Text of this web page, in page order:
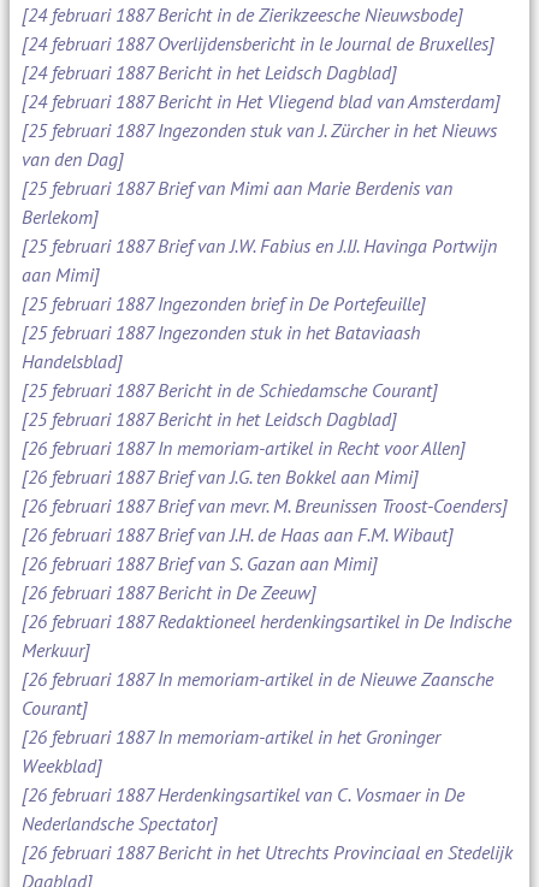
[24 februari 1887 Bericht in de Zierikzeesche Nieuwsbode]
[24 februari 1887 Overlijdensbericht in le Journal de Bruxelles]
[24 februari 1887 Bericht in het Leidsch Dagblad]
[24 februari 1887 Bericht in Het Vliegend blad van Amsterdam]
[25 februari 1887 Ingezonden stuk van J. Zürcher in het Nieuws
van den Dag]
[25 februari 1887 Brief van Mimi aan Marie Berdenis van
Berlekom]
[25 februari 1887 Brief van J.W. Fabius en J.IJ. Havinga Portwijn
aan Mimi]
[25 februari 1887 Ingezonden brief in De Portefeuille]
[25 februari 1887 Ingezonden stuk in het Bataviaash
Handelsblad]
[25 februari 1887 Bericht in de Schiedamsche Courant]
[25 februari 1887 Bericht in het Leidsch Dagblad]
[26 februari 1887 In memoriam-artikel in Recht voor Allen]
[26 februari 1887 Brief van J.G. ten Bokkel aan Mimi]
[26 februari 1887 Brief van mevr. M. Breunissen Troost-Coenders]
[26 februari 1887 Brief van J.H. de Haas aan F.M. Wibaut]
[26 februari 1887 Brief van S. Gazan aan Mimi]
[26 februari 1887 Bericht in De Zeeuw]
[26 februari 1887 Redaktioneel herdenkingsartikel in De Indische
Merkuur]
[26 februari 1887 In memoriam-artikel in de Nieuwe Zaansche
Courant]
[26 februari 1887 In memoriam-artikel in het Groninger
Weekblad]
[26 februari 1887 Herdenkingsartikel van C. Vosmaer in De
Nederlandsche Spectator]
[26 februari 1887 Bericht in het Utrechts Provinciaal en Stedelijk
Dagblad]